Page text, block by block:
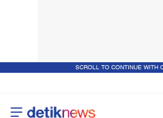
SCROLL TO CONTINUE WITH